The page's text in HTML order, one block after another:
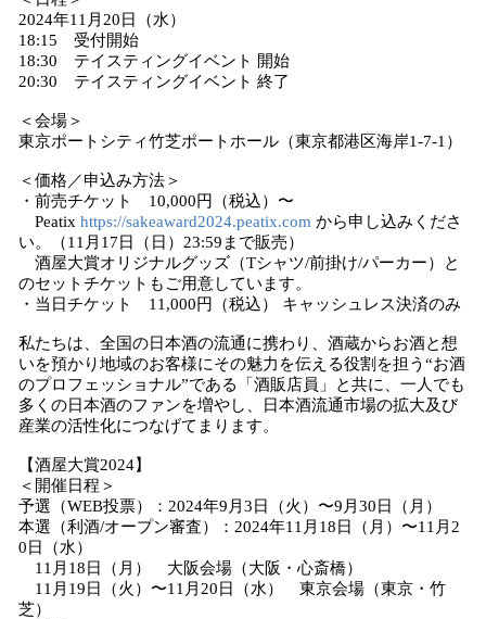
2024年11月20日（水）
18:15 受付開始
18:30 テイスティングイベント 開始
20:30 テイスティングイベント 終了
＜会場＞
東京ポートシティ竹芝ポートホール（東京都港区海岸1-7-1）
＜価格／申込み方法＞
・前売チケット 10,000円（税込）〜
Peatix https://sakeaward2024.peatix.com から申し込みくださ
い。（11月17日（日）23:59まで販売）
酒屋大賞オリジナルグッズ（Tシャツ/前掛け/パーカー）と
のセットチケットもご用意しています。
・当日チケット 11,000円（税込） キャッシュレス決済のみ
私たちは、全国の日本酒の流通に携わり、酒蔵からお酒と想
いを預かり地域のお客様にその魅力を伝える役割を担う“お酒
のプロフェッショナル”である「酒販店員」と共に、一人でも
多くの日本酒のファンを増やし、日本酒流通市場の拡大及び
産業の活性化につなげてまります。
【酒屋大賞2024】
＜開催日程＞
予選（WEB投票）：2024年9月3日（火）〜9月30日（月）
本選（利酒/オープン審査）：2024年11月18日（月）〜11月2
0日（水）
11月18日（月） 大阪会場（大阪・心斎橋）
11月19日（火）〜11月20日（水） 東京会場（東京・竹
芝）